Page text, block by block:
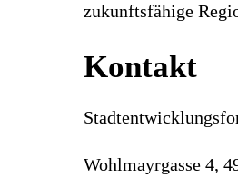
zukunftsfähige
Kontakt
Wohlmayrgasse 4,